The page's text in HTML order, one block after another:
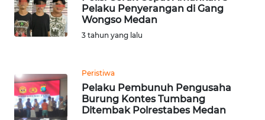
Pelaku Penyerangan di Gang
Wongso Medan
3 tahun yang lalu
Peristiwa
Pelaku Pembunuh Pengusaha
Burung Kontes Tumbang
Ditembak Polrestabes Medan
TENGAH
WN
TEBING
TINGGI